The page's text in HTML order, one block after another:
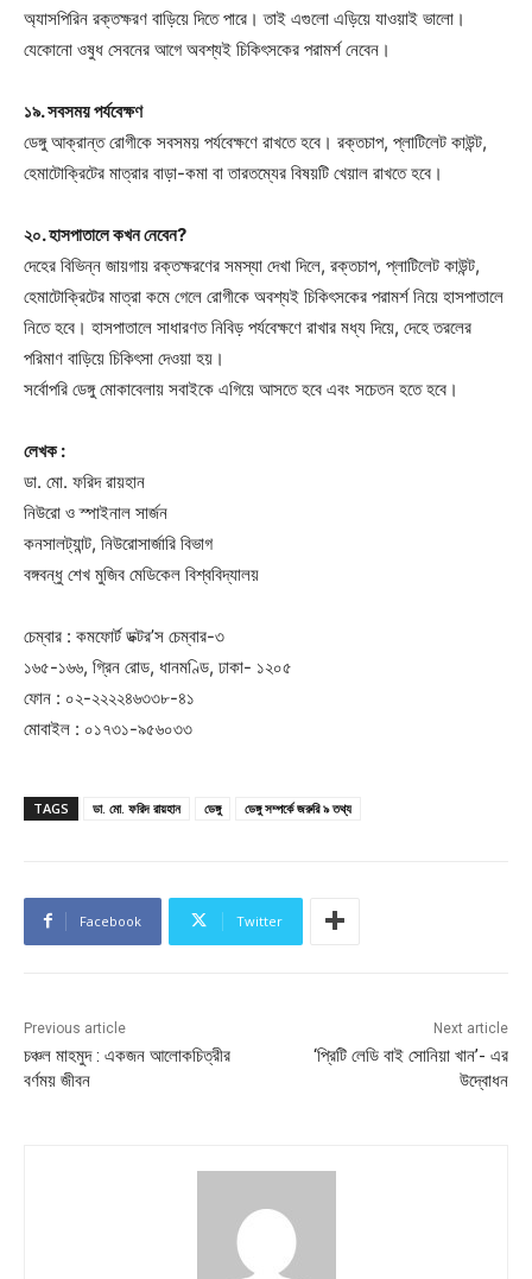
অ্যাসপিরিন রক্তক্ষরণ বাড়িয়ে দিতে পারে। তাই এগুলো এড়িয়ে যাওয়াই ভালো।
যেকোনো ওষুধ সেবনের আগে অবশ্যই চিকিৎসকের পরামর্শ নেবেন।
১৯. সবসময় পর্যবেক্ষণ
ডেঙ্গু আক্রান্ত রোগীকে সবসময় পর্যবেক্ষণে রাখতে হবে। রক্তচাপ, প্লাটিলেট কাউন্ট,
হেমাটোক্রিটের মাত্রার বাড়া-কমা বা তারতম্যের বিষয়টি খেয়াল রাখতে হবে।
২০. হাসপাতালে কখন নেবেন?
দেহের বিভিন্ন জায়গায় রক্তক্ষরণের সমস্যা দেখা দিলে, রক্তচাপ, প্লাটিলেট কাউন্ট,
হেমাটোক্রিটের মাত্রা কমে গেলে রোগীকে অবশ্যই চিকিৎসকের পরামর্শ নিয়ে হাসপাতালে
নিতে হবে। হাসপাতালে সাধারণত নিবিড় পর্যবেক্ষণে রাখার মধ্য দিয়ে, দেহে তরলের
পরিমাণ বাড়িয়ে চিকিৎসা দেওয়া হয়।
সর্বোপরি ডেঙ্গু মোকাবেলায় সবাইকে এগিয়ে আসতে হবে এবং সচেতন হতে হবে।
লেখক :
ডা. মো. ফরিদ রায়হান
নিউরো ও স্পাইনাল সার্জন
কনসালট্যান্ট, নিউরোসার্জারি বিভাগ
বঙ্গবন্ধু শেখ মুজিব মেডিকেল বিশ্ববিদ্যালয়
চেম্বার : কমফোর্ট ডক্টর’স চেম্বার-৩
১৬৫-১৬৬, গ্রিন রোড, ধানমণ্ডি, ঢাকা- ১২০৫
ফোন : ০২-২২২২৪৬৩৩৮-৪১
মোবাইল : ০১৭৩১-৯৫৬০৩৩
TAGS ডা. মো. ফরিদ রায়হান ডেঙ্গু ডেঙ্গু সম্পর্কে জরুরি ৯ তথ্য
Facebook Twitter
Previous article
চঞ্চল মাহমুদ : একজন আলোকচিত্রীর
বর্ণময় জীবন
Next article
‘প্রিটি লেডি বাই সোনিয়া খান’- এর
উদ্বোধন